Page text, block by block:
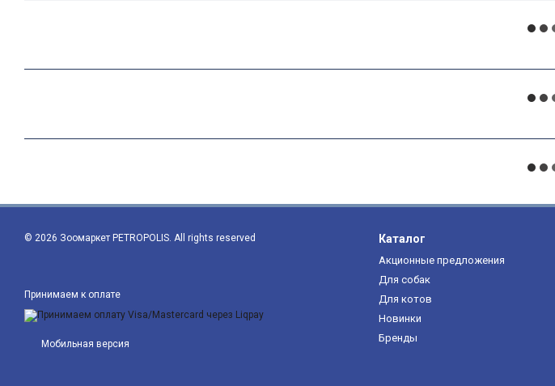
© 2026 Зоомаркет PETROPOLIS. All rights reserved
Принимаем к оплате
Мобильная версия
Каталог
Акционные предложения
Для собак
Для котов
Новинки
Бренды